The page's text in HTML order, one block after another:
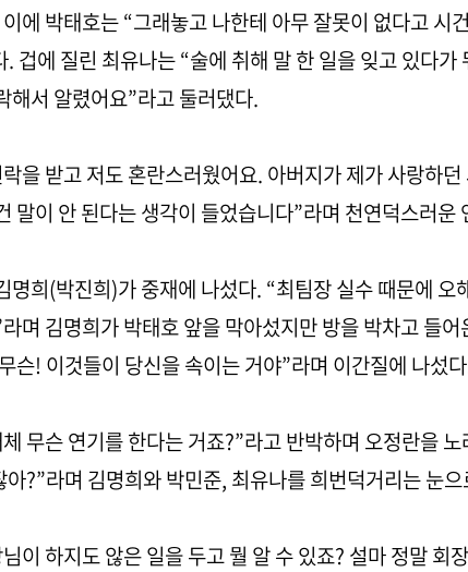
에 박태호는 “그래놓고 나한테 아무 잘못이 없다고 시
겁에 질린 최유나는 “술에 취해 말 한 일을 잊고 있다가
해서 알렸어요”라고 둘러댔다.
을 받고 저도 혼란스러웠어요. 아버지가 제가 사랑하
말이 안 된다는 생각이 들었습니다”라며 천연덕스러운
명희(박진희)가 중재에 나섰다. “최팀장 실수 때문에 오
며 김명희가 박태호 앞을 막아섰지만 방을 박차고 들어
슨! 이것들이 당신을 속이는 거야”라며 이간질에 나섰
무슨 연기를 한다는 거죠?”라고 반박하며 오정란을
?”라며 김명희와 박민준, 최유나를 희번덕거리는 눈
이 하지도 않은 일을 두고 뭘 알 수 있죠? 설마 정말 회